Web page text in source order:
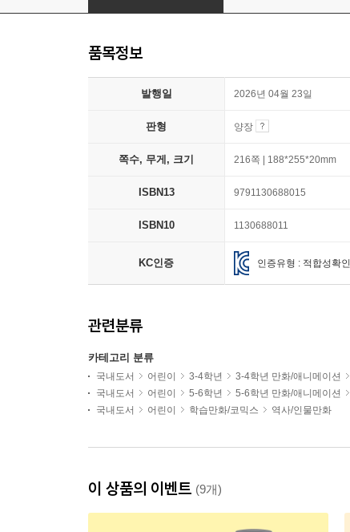
품목정보
발행일 2026년 04월 23일
판형 양장
쪽수, 무게, 크기 216쪽 | 188*255*20mm
ISBN13 9791130688015
ISBN10 1130688011
KC인증 인증유형 : 적합성확인
관련분류
카테고리 분류
국내도서 어린이 3-4학년 3-4학년 만화/애니메이션
국내도서
어린이 5-6학년 5-6학년 만화/애니메이션
국내도서
어린이 학습만화/코믹스 역사/인물만화
이 상품의 이벤트 (9개)